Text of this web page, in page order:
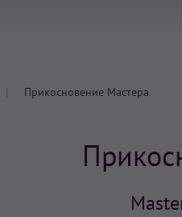
Прикосновение Мастера